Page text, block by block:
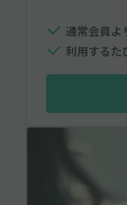
通常会員よ
利用するた